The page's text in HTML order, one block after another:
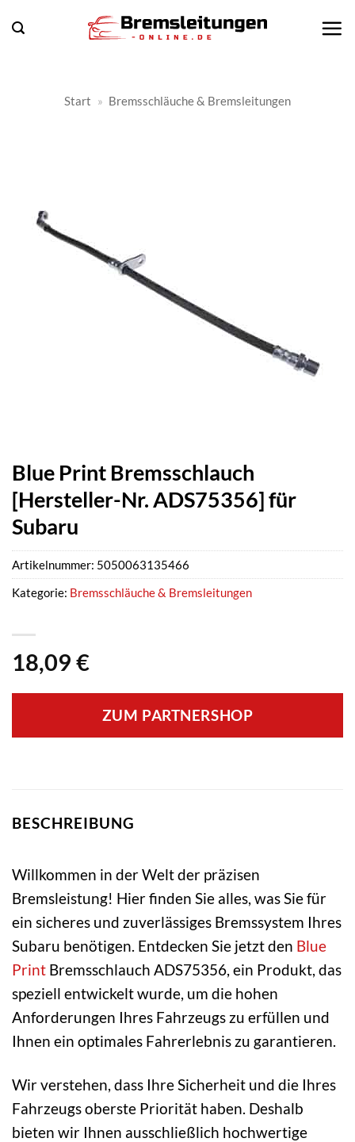
Inhalt
Start » Bremsschläuche & Bremsleitungen
Blue Print Bremsschlauch
[Hersteller-Nr. ADS75356] für
Subaru
18,09 €
ZUM PARTNERSHOP
Artikelnummer: 5050063135466
Kategorie: Bremsschläuche & Bremsleitungen
BESCHREIBUNG
Willkommen in der Welt der präzisen
Bremsleistung! Hier finden Sie alles, was Sie für
ein sicheres und zuverlässiges Bremssystem Ihres
Subaru benötigen. Entdecken Sie jetzt den Blue
Print Bremsschlauch ADS75356, ein Produkt, das
speziell entwickelt wurde, um die hohen
Anforderungen Ihres Fahrzeugs zu erfüllen und
Ihnen ein optimales Fahrerlebnis zu garantieren.
Wir verstehen, dass Ihre Sicherheit und die Ihres
Fahrzeugs oberste Priorität haben. Deshalb
bieten wir Ihnen ausschließlich hochwertige